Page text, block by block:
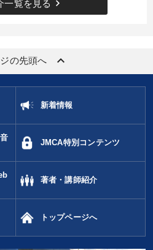
一覧を見る keyboard_arrow_right
の先頭へ keyboard_arrow_up
新着情報
JMCA特別コンテンツ
著者・講師紹介
トップページへ